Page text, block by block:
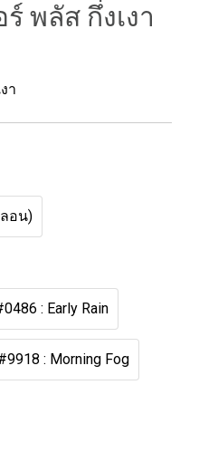
พลัส กึ่งเงา
า
อน)
: Early Rain
: Morning Fog